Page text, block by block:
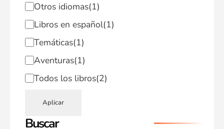
Otros idiomas(1)
Libros en español(1)
Temáticas(1)
Aventuras(1)
Todos los libros(2)
Aplicar
Buscar